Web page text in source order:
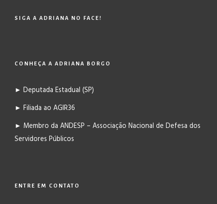
SIGA A ADRIANA NO FACE!
CONHEÇA A ADRIANA BORGO
► Deputada Estadual (SP)
► Filiada ao AGIR36
► Membro da ANDESP – Associação Nacional de Defesa dos
Servidores Públicos
ENTRE EM CONTATO